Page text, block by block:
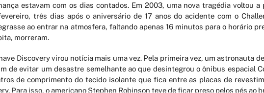
estavam com os dias contados. Em 2003, uma nova tragédia voltou
três dias após o aniversário de 17 anos do acidente com o
ao entrar na atmosfera, faltando apenas 16 minutos para o horário
morreram.
Discovery virou notícia mais uma vez. Pela primeira vez, um astronauta
de evitar um desastre semelhante ao que desintegrou o ônibus espacial
de comprimento do tecido isolante que fica entre as placas de
Para isso, o americano Stephen Robinson teve de ficar preso pelos pés ao